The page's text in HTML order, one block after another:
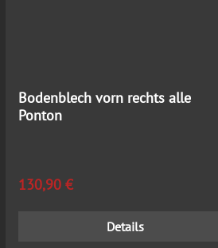
Bodenblech vorn rechts alle
Ponton
Regulärer Preis:
130,90 €
Details